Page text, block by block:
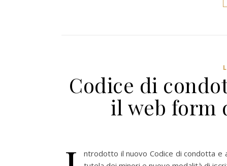
Codice di
il web form
ntrodotto il nuovo Codice di condotta e